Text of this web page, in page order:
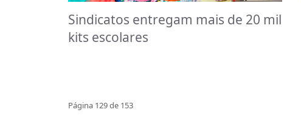
Sindicatos entregam mais de 20 mil
kits escolares
Página 129 de 153